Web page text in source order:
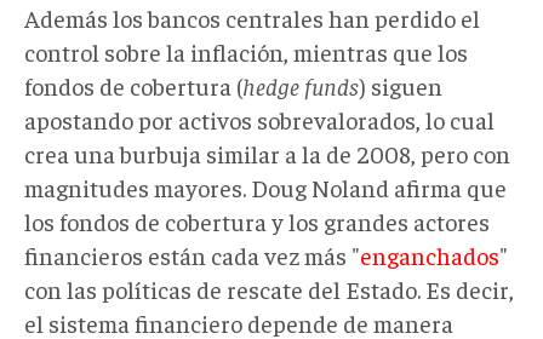
Además los bancos centrales han perdido el
control sobre la inflación, mientras que los
fondos de cobertura (hedge funds) siguen
apostando por activos sobrevalorados, lo cual
crea una burbuja similar a la de 2008, pero con
magnitudes mayores. Doug Noland afirma que
los fondos de cobertura y los grandes actores
financieros están cada vez más "enganchados"
con las políticas de rescate del Estado. Es decir,
el sistema financiero depende de manera